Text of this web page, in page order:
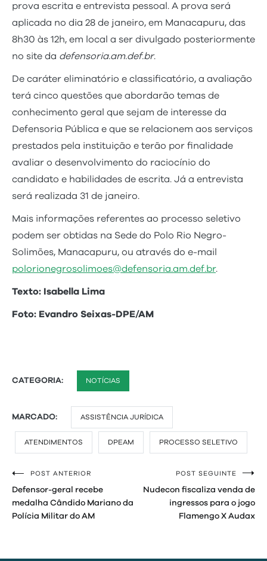
prova escrita e entrevista pessoal. A prova será
aplicada no dia 28 de janeiro, em Manacapuru, das
8h30 às 12h, em local a ser divulgado posteriormente
no site da defensoria.am.def.br.
De caráter eliminatório e classificatório, a avaliação
terá cinco questões que abordarão temas de
conhecimento geral que sejam de interesse da
Defensoria Pública e que se relacionem aos serviços
prestados pela instituição e terão por finalidade
avaliar o desenvolvimento do raciocínio do
candidato e habilidades de escrita. Já a entrevista
será realizada 31 de janeiro.
Mais informações referentes ao processo seletivo
podem ser obtidas na Sede do Polo Rio Negro-
Solimões, Manacapuru, ou através do e-mail
polorionegrosolimoes@defensoria.am.def.br.
Texto: Isabella Lima
Foto: Evandro Seixas-DPE/AM
CATEGORIA: NOTÍCIAS
MARCADO: ASSISTÊNCIA JURÍDICA
ATENDIMENTOS DPEAM PROCESSO SELETIVO
Navegação
de
Post
POST ANTERIOR
Defensor-geral recebe
medalha Cândido Mariano da
Polícia Militar do AM
POST SEGUINTE
Nudecon fiscaliza venda de
ingressos para o jogo
Flamengo X Audax